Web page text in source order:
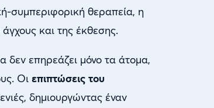
συμπεριφορική θεραπεία, η
και της έκθεσης.
δεν επηρεάζει μόνο τα άτομα,
Οι επιπτώσεις του
δημιουργώντας έναν